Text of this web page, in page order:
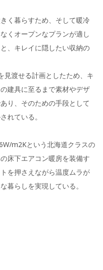
く暮らすため、そして暖冷
くオープンなプランが適し
、キレイに隠したい収納の
見渡せる計画としたため、キ
建具に至るまで素材やデザ
り、そのための手段として
れている。
m2Kという北海道クラスの
床下エアコン暖房を装備す
を押さえながら温度ムラが
暮らしを実現している。